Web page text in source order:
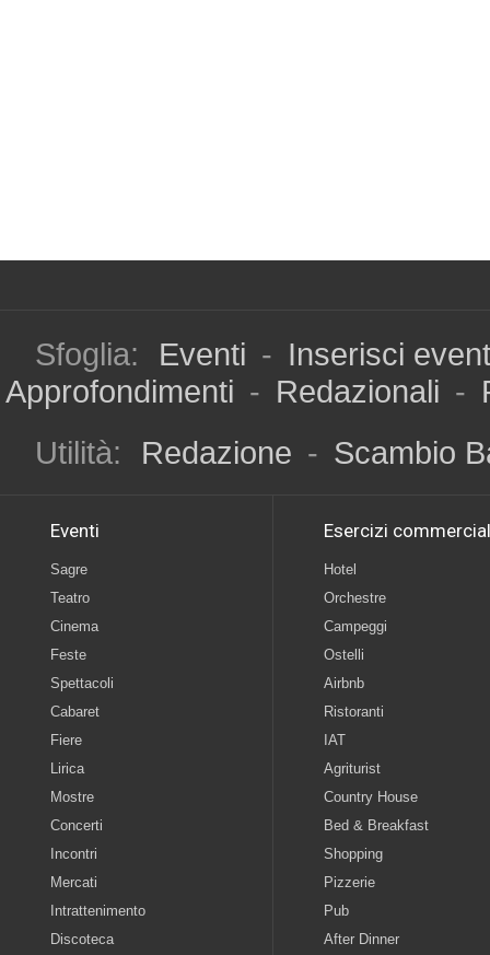
Sfoglia: Eventi - Inserisci
Approfondimenti - Redazionali -
Utilità:
Redazione - Scambio
Eventi
Sagre
Teatro
Cinema
Feste
Spettacoli
Cabaret
Fiere
Lirica
Mostre
Concerti
Incontri
Mercati
Intrattenimento
Discoteca
Esercizi
Hotel
Orchestre
Campeggi
Ostelli
Airbnb
Ristoranti
IAT
Agriturist
Country House
Bed & Breakfast
Shopping
Pizzerie
Pub
After Dinner